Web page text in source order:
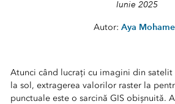
Iunie 2025
Autor: Aya
Atunci când lucrați cu imagini din
la sol, extragerea valorilor raster la
punctuale este o sarcină GIS obișnuită.